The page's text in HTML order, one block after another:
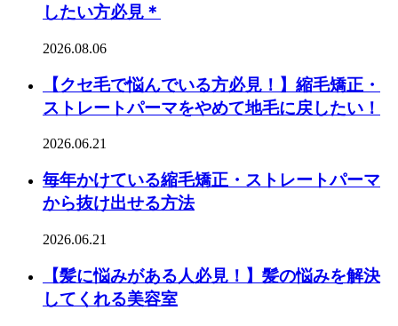
したい方必見＊
2026.08.06
【クセ毛で悩んでいる方必見！】縮毛矯正・
ストレートパーマをやめて地毛に戻したい！
2026.06.21
毎年かけている縮毛矯正・ストレートパーマ
から抜け出せる方法
2026.06.21
【髪に悩みがある人必見！】髪の悩みを解決
してくれる美容室